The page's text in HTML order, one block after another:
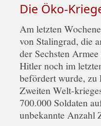
Die Öko-
Am letzten
von Stalingrad, die
der Sechsten
Hitler noch im
befördert wurde, zu
Zweiten Welt-
700.000 Soldaten
unbekannte Anzahl